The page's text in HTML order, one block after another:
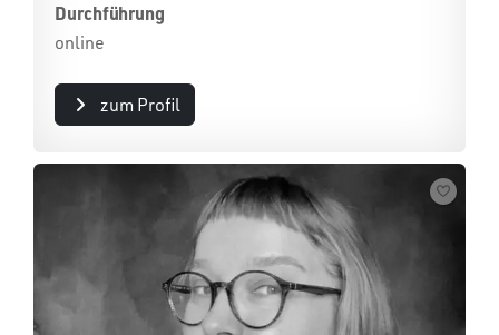
Durchführung
online
zum Profil